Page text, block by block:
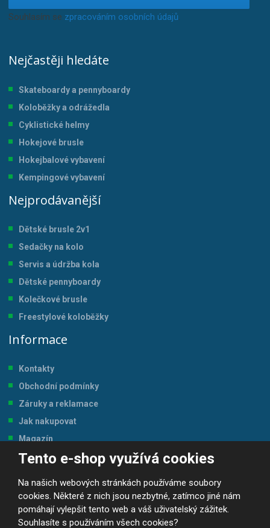
Tento e-shop využívá cookies
Na našich webových stránkách používáme soubory
cookies. Některé z nich jsou nezbytné, zatímco jiné nám
pomáhají vylepšit tento web a váš uživatelský zážitek.
Souhlasíte s používáním všech cookies?
Souhlasím se zpracováním osobních údajů.
Nejčastěji hledáte
Skateboardy a pennyboardy
Koloběžky a odrážedla
Cyklistické helmy
Hokejové brusle
Hokejbalové vybavení
Kempingové vybavení
Nejprodávanější
Dětské brusle 2v1
Sedačky na kolo
Servis a údržba kola
Dětské pennyboardy
Kolečkové brusle
Freestylové koloběžky
Informace
Kontakty
Obchodní podmínky
Záruky a reklamace
Jak nakupovat
Magazín
Tabulka velikostí